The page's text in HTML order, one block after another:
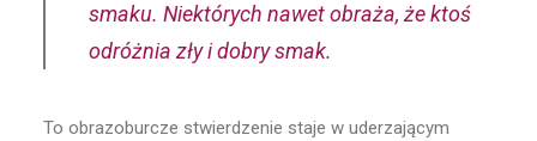
smaku. Niektórych nawet obraża, że ktoś
odróżnia zły i dobry smak.
To obrazoburcze stwierdzenie staje w uderzającym